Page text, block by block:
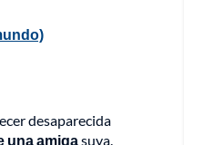
desaparecida
una amigasuya.